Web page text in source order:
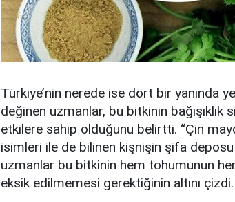
Türkiye’nin nerede ise dört bir yanında
değinen uzmanlar, bu bitkinin
etkilere sahip olduğunu belirtti. “Çin
isimleri ile de bilinen kişnişin şifa
uzmanlar bu bitkinin hem tohumunun
eksik edilmemesi gerektiğinin altını çizdi.